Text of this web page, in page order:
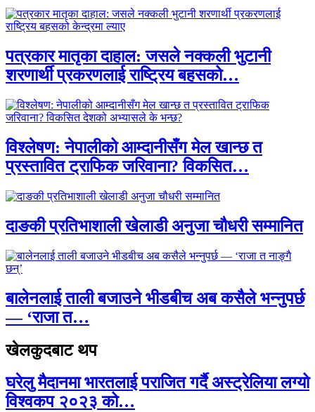
पत्रकार मातृका दाहाल: जसले नक्कली भुटानी
शरणार्थी प्रकरणलाई राष्ट्रिय बहसको…
विश्लेषण: नेपालीको आम्दानीसँग मेल खान्छ त
प्रस्तावित ट्राफिक जरिवाना? विकसित…
दाङकी प्रतिभाशाली खेलाडी अनुजा चौधरी सम्मानित
बालेनलाई ताली बजाउने भीडबीच अब कसैले भन्नुपर्छ
— ‘राजा त…
खेलकुदबाट थप
घरेलु मैदानमा भारतलाई पराजित गर्दै अस्ट्रेलिया लग्यो
विश्वकप २०२३ को…